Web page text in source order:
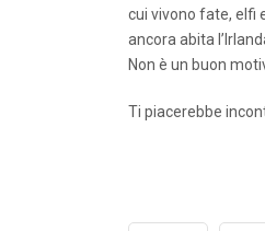
cui vivono fate, elfi
ancora abita
Non è un buon
Ti piacerebbe